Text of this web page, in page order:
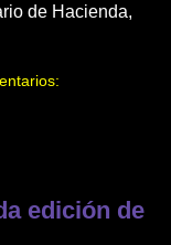
de Hacienda,
edición de